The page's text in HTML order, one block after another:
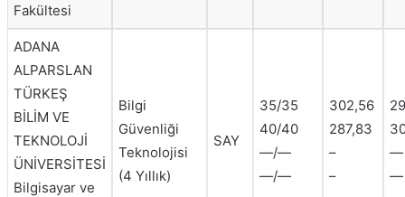
Fakültesi
ADANA
ALPARSLAN
TÜRKEŞ
BİLİM VE
TEKNOLOJİ
ÜNİVERSİTESİ
Bilgisayar ve
Bilgi
Güvenliği
Teknolojisi
(4 Yıllık)
SAY
35/35
40/40
—/—
—/—
302,56
287,83
–
–
—
—